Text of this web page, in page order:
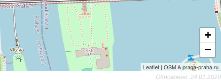
+
−
Leaflet | OSM & praga-praha.ru
Обновлено: 24.01.2020